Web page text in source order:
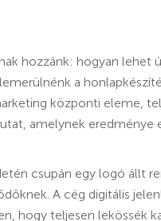
hozzánk: hogyan lehet
a
központi eleme,
amelynek eredménye
csupán egy logó állt
A cég digitális
hogy teljesen lekössék